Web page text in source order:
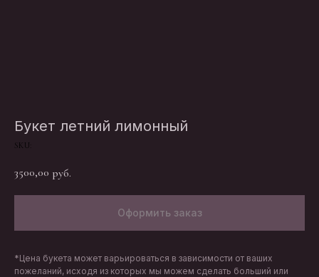
Букет летний лимонный
SKU:
3500,00 руб.
Оформить заказ
*Цена букета может варьироваться в зависимости от ваших
пожеланий, исходя из которых мы можем сделать больший или